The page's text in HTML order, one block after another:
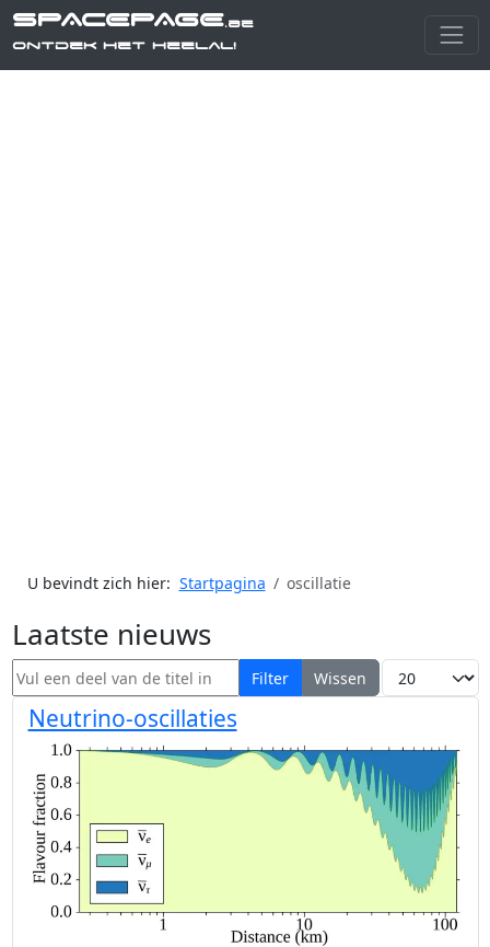
SPACEPAGE.be
Ontdek het heelal!
U bevindt zich hier: Startpagina oscillatie
Laatste nieuws
Vul een deel van de titel in Filter Wissen Toon #
Neutrino-oscillaties